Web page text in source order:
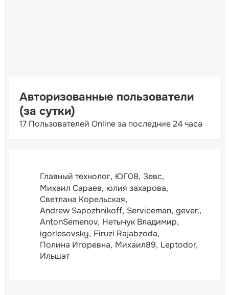
Авторизованные пользователи
(за сутки)
17 Пользователей Online за последние 24 часа
Главный технолог ЮГ08 Зевс
Михаил Сараев юлия захарова
Светлана Корельская
Andrew Sapozhnikoff Serviceman gever.
AntonSemenov Нетычук Владимир
igorlesovsky Firuzi Rajabzoda
Полина Игоревна Михаил89 Leptodor
Ильшат